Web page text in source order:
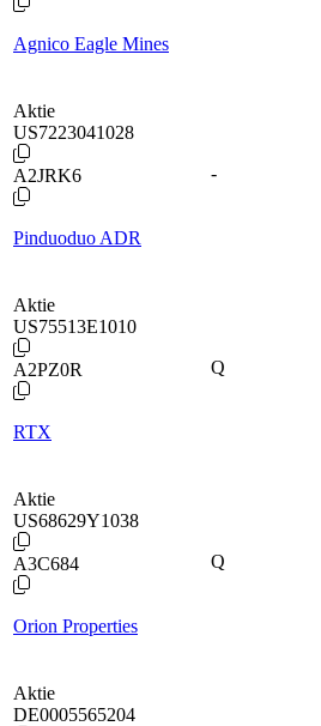
Agnico Eagle Mines
Aktie
US7223041028
A2JRK6
Pinduoduo ADR
-
Aktie
US75513E1010
A2PZ0R
RTX
Q
Aktie
US68629Y1038
A3C684
Orion Properties
Q
Aktie
DE0005565204